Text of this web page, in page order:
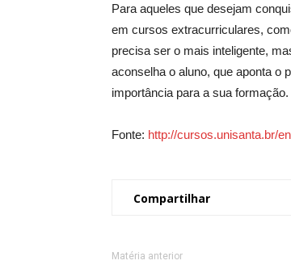
Para aqueles que desejam
em cursos extracurriculares,
precisa ser o mais inteligente,
aconselha o aluno, que aponta o
importância para a sua formação.
Fonte: http://cursos.unisanta.br/
Compartilhar
Matéria anterior